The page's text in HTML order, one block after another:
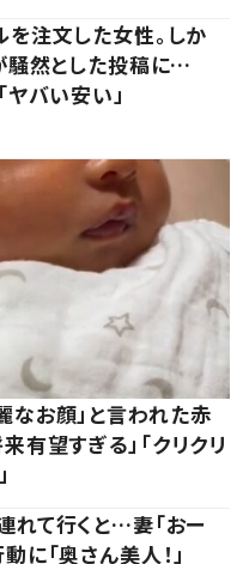
を注文した女性。しか
騒然とした投稿に…
ヤバい安い」
なお顔」と言われた赤
望すぎる」「クリクリ
れて行くと…妻「おー
に「奥さん美人！」